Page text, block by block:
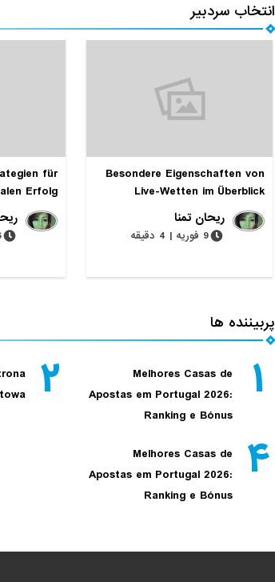
انتخاب سردبیر
Besondere Eigenschaften von
Live-Wetten im Überblick
ریحان تمنا
9 فوریه | 4 دقیقه
für
Erfolg
6
پربیننده ها
۱
Melhores Casas de
Apostas em Portugal 2026:
Ranking e Bónus
۲
۴
Melhores Casas de
Apostas em Portugal 2026:
Ranking e Bónus